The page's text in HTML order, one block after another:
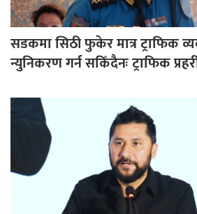
सडकमा सिठी फुकेर मात्र ट्राफिक
न्युनिकरण गर्न सकिँदैनः ट्राफिक